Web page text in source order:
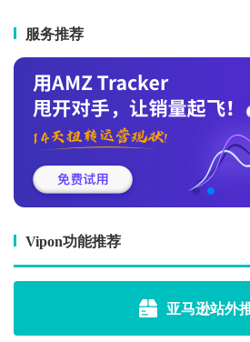
服务推荐
Vipon功能推荐
亚马逊站外